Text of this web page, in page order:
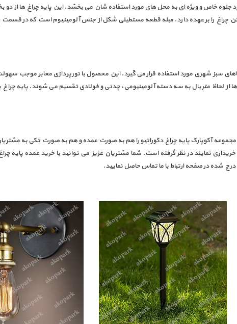
فرد جلوه خاص و ویژه ای به محل های مورد استفاده شان می بخشد. این پایه چراغ ها از
چراغ را بر عهده دارد. مبله قطعه مستطیلی شکل از جنس آلومینیوم است که در
سبز شهری مورد استفاده قرار می گیرد. این محصول با نورپردازی معابر موجب
لحاظ متریال به سه دسته آلومینیومی، چدنی و فولادی تقسیم می شوند. پایه چراغ
مجموعه آکوپارک پایه چراغ دکوراتیو را هم به صورت عمده و هم به صورت تکی به
نمایند در نظر گرفته است. شما مشتریان عزیز می توانید با خرید عمده پایه
شده در صفحه ارتباط با ما تماس حاصل نمایید.